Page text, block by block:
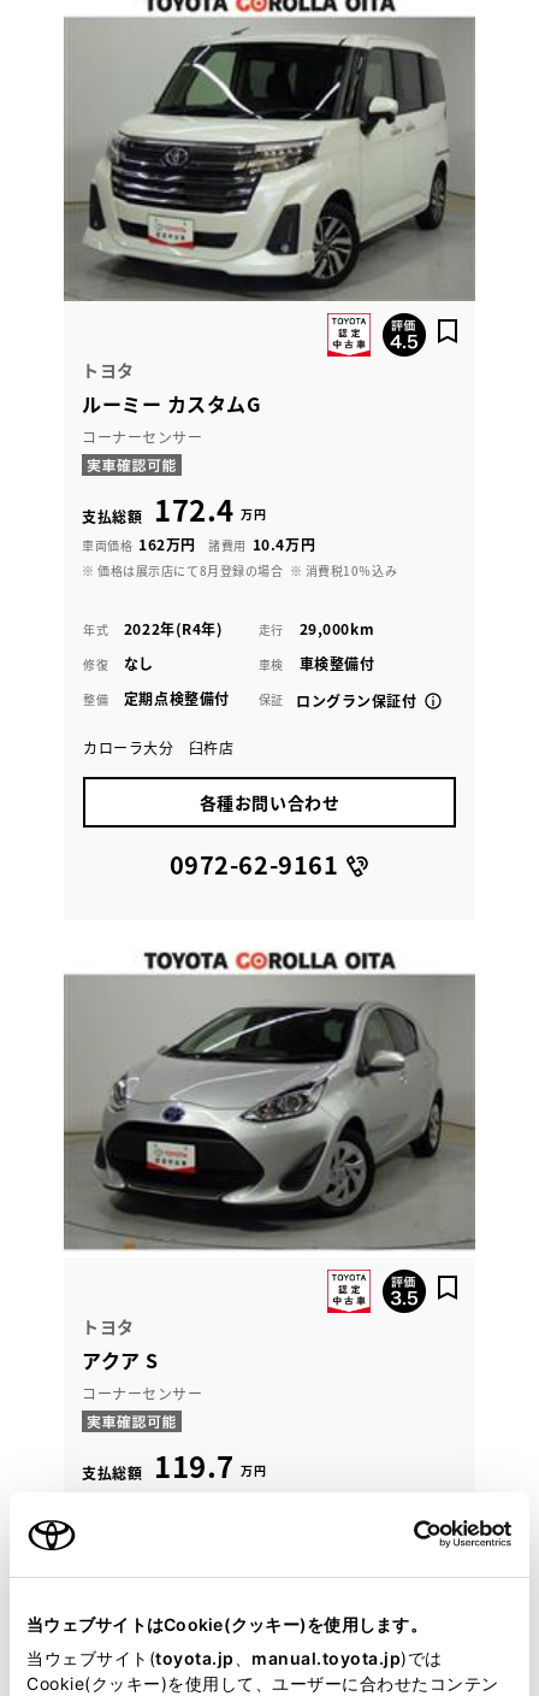
当ウェブサイトはCookie(クッキー)を使用します。
当ウェブサイト(toyota.jp manual.toyota.jp)では
Cookie(クッキー)を使用して、ユーザーに合わせたコンテン
トヨタ
ルーミー カスタムG
コーナーセンサー
支払総額 172.4 万円
車両価格 162万円 諸費用 10.4万円
※ 価格は展示店にて8月登録の場合 ※ 消費税10％込み
年式 2022年(R4年) 走行 29,000km
修復 なし 車検 車検整備付
整備 定期点検整備付 保証 ロングラン保証付
カローラ大分 臼杵店
各種お問い合わせ
0972-62-9161
トヨタ
アクア S
コーナーセンサー
支払総額 119.7 万円
2021年(R3年) 62,000km
修復 なし 車検 車検整備付
整備 定期点検整備付 保証 ロングラン保証付
ハイブリッド保証付